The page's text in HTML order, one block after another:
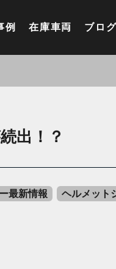
例 在庫車両 ブログ
出！？
最新情報 ヘルメット